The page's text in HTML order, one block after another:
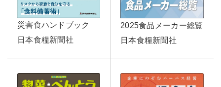
災害食ハンドブック
日本食糧新聞社
2025食品メーカー総覧
日本食糧新聞社